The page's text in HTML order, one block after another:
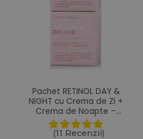
Pachet RETINOL DAY &
NIGHT cu Crema de Zi +
Crema de Noapte –
Gama Colagen Deluxe
(11 Recenzii)